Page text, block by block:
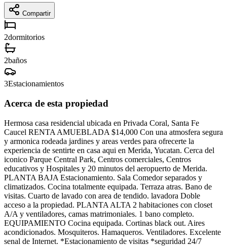
Compartir
2dormitorios
2baños
3Estacionamientos
Acerca de esta propiedad
Hermosa casa residencial ubicada en Privada Coral, Santa Fe
Caucel RENTA AMUEBLADA $14,000 Con una atmosfera segura
y armonica rodeada jardines y areas verdes para ofrecerte la
experiencia de sentirte en casa aqui en Merida, Yucatan. Cerca del
iconico Parque Central Park, Centros comerciales, Centros
educativos y Hospitales y 20 minutos del aeropuerto de Merida.
PLANTA BAJA Estacionamiento. Sala Comedor separados y
climatizados. Cocina totalmente equipada. Terraza atras. Bano de
visitas. Cuarto de lavado con area de tendido. lavadora Doble
acceso a la propiedad. PLANTA ALTA 2 habitaciones con closet
A/A y ventiladores, camas matrimoniales. 1 bano completo.
EQUIPAMIENTO Cocina equipada. Cortinas black out. Aires
acondicionados. Mosquiteros. Hamaqueros. Ventiladores. Excelente
senal de Internet. *Estacionamiento de visitas *seguridad 24/7